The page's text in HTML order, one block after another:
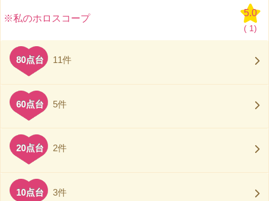
※私のホロスコープ
5.0
( 1)
80点台 11件
60点台 5件
20点台 2件
10点台 3件